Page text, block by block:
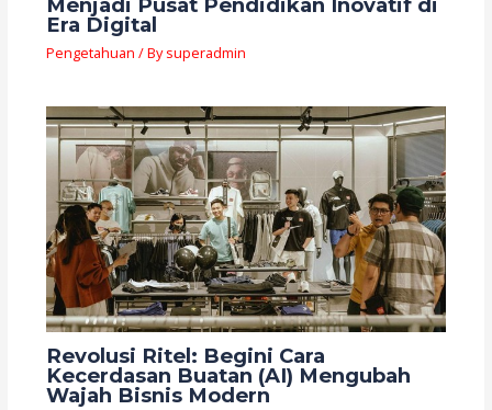
Era Digital
Pengetahuan / Bysuperadmin
Revolusi Ritel: Begini Cara
Kecerdasan Buatan (AI) Mengubah
Wajah Bisnis Modern